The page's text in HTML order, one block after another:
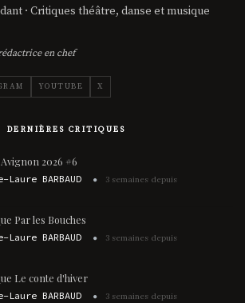
· Critiques théâtre, danse et musique
en chef
YOUTUBE X
DERNIÈRES CRITIQUES
2026 #6
Laure BARBAUD 3 semaines depuis
Par les Bouches
Laure BARBAUD 3 semaines depuis
Le conte d'hiver
Laure BARBAUD 3 semaines depuis